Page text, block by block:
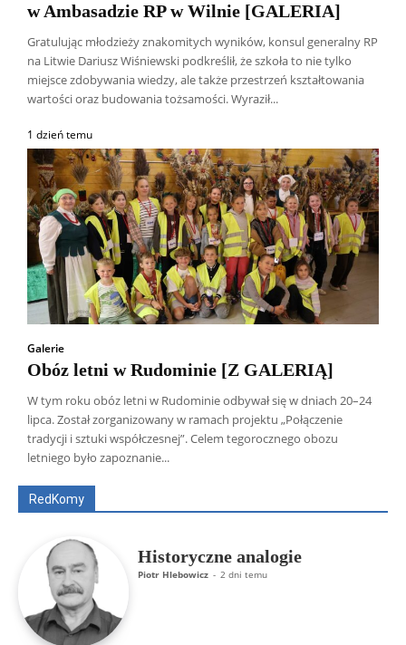
w Ambasadzie RP w Wilnie [GALERIA]
Gratulując młodzieży znakomitych wyników, konsul generalny RP
na Litwie Dariusz Wiśniewski podkreślił, że szkoła to nie tylko
miejsce zdobywania wiedzy, ale także przestrzeń kształtowania
wartości oraz budowania tożsamości. Wyraził...
1 dzień temu
Galerie
Obóz letni w Rudominie [Z GALERIĄ]
W tym roku obóz letni w Rudominie odbywał się w dniach 20–24
lipca. Został zorganizowany w ramach projektu „Połączenie
tradycji i sztuki współczesnej”. Celem tegorocznego obozu
letniego było zapoznanie...
RedKomy
Wszyscy Aleksander Borowik
Antoni Radczenko
Artur Płokszto
Grzegorz Górny
ks. Jarosław Wąsowicz SDB
Historyczne analogie
Piotr Hlebowicz - 2 dni temu